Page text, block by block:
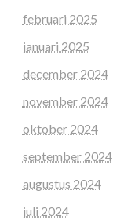
februari 2025
januari 2025
december 2024
november 2024
oktober 2024
september 2024
augustus 2024
juli 2024